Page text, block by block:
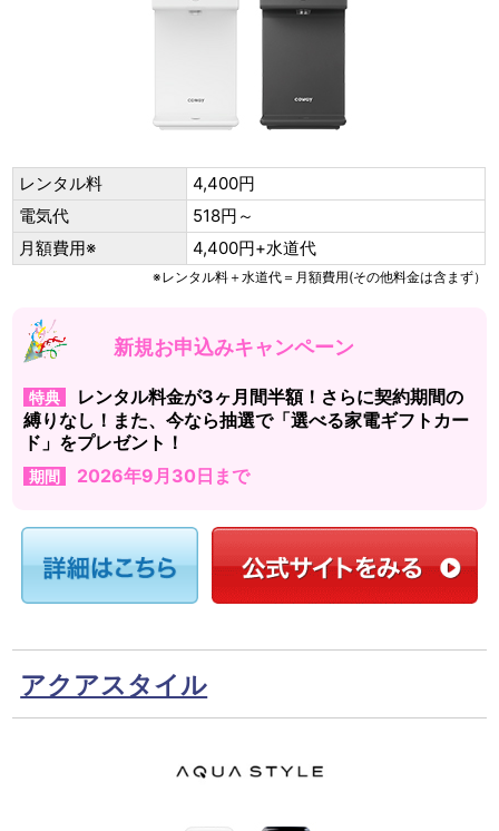
レンタル料
4,400円
電気代
518円～
月額費用※
4,400円+水道代
※レンタル料＋水道代＝月額費用(その他料金は含まず）
新規お申込みキャンペーン
特典
レンタル料金が3ヶ月間半額！さらに契約期間の
縛りなし！また、今なら抽選で「選べる家電ギフトカー
ド」をプレゼント！
期間 2026年9月30日まで
アクアスタイル